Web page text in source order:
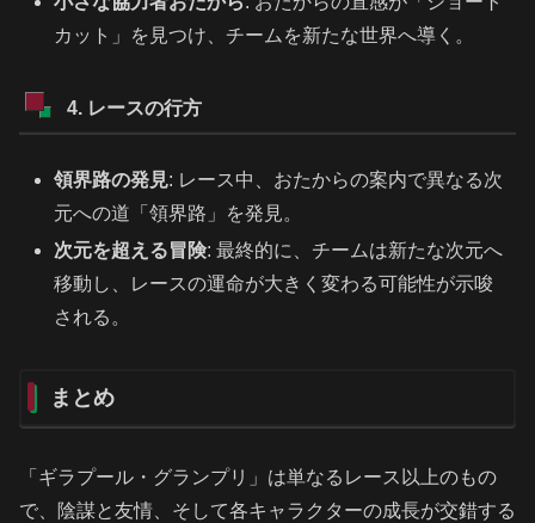
カット」を見つけ、チームを新たな世界へ導く。
4. レースの行方
領界路の発見: レース中、おたからの案内で異なる次
元への道「領界路」を発見。
次元を超える冒険: 最終的に、チームは新たな次元へ
移動し、レースの運命が大きく変わる可能性が示唆
される。
まとめ
「ギラプール・グランプリ」は単なるレース以上のもの
で、陰謀と友情、そして各キャラクターの成長が交錯する